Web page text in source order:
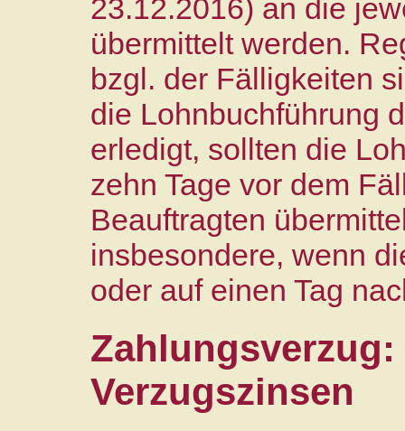
23.12.2016) an die
übermittelt werden.
bzgl. der Fälligkeiten
die Lohnbuchführung
erledigt, sollten die
zehn Tage vor dem
Beauftragten
insbesondere, wenn
oder auf einen Tag
Zahlungsverzug:
Verzugszinsen